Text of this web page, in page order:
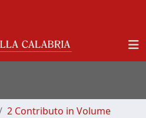
2 Contributo in Volume